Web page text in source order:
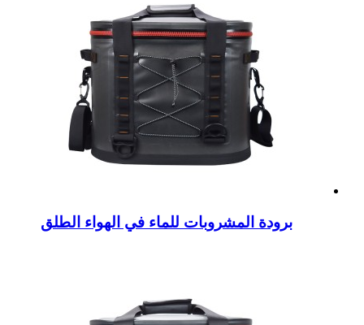
برودة المشروبات للماء في الهواء الطلق